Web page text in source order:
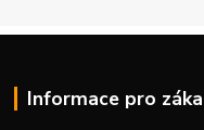
Informace pro